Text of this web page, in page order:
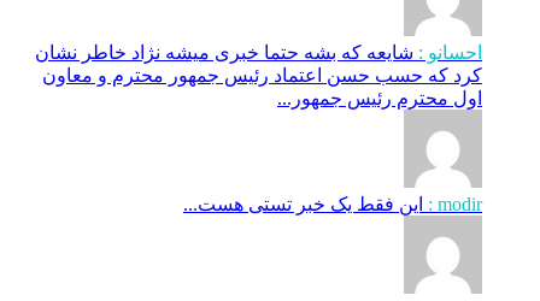
احسانو : شایعه که بشه حتما خبری میشه نژاد خاطر نشان
کرد که حسب حسن اعتماد رئیس جمهور محترم و معاون
اول محترم رئیس جمهور...
modir : این فقط یک خبر تستی هست...